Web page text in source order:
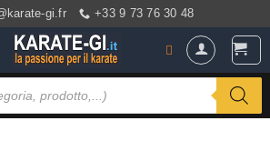
gi.fr +33 9 73 76 30 48